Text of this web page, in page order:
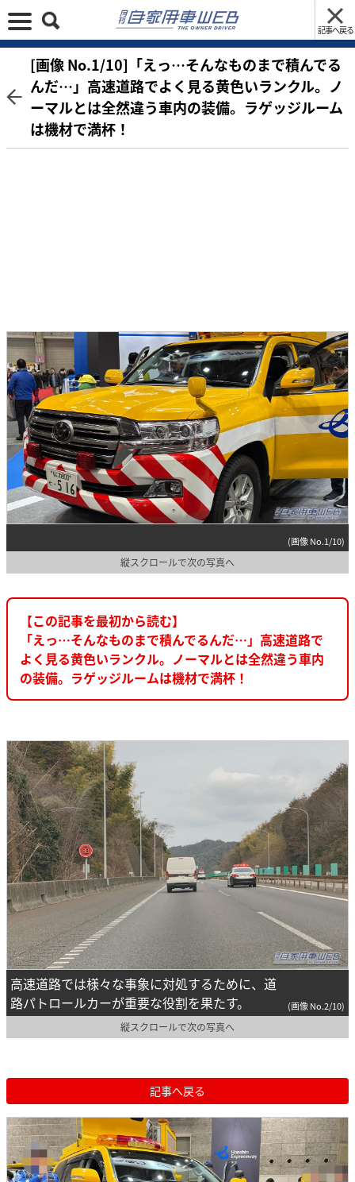
記事へ戻る
[画像 No.1/10]「えっ…そんなものまで積んでる
んだ…」高速道路でよく見る黄色いランクル。ノ
ーマルとは全然違う車内の装備。ラゲッジルーム
は機材で満杯！
(画像 No.1/10)
縦スクロールで次の写真へ
【この記事を最初から読む】
「えっ…そんなものまで積んでるんだ…」高速道路で
よく見る黄色いランクル。ノーマルとは全然違う車内
の装備。ラゲッジルームは機材で満杯！
高速道路では様々な事象に対処するために、道
路パトロールカーが重要な役割を果たす。
(画像 No.2/10)
縦スクロールで次の写真へ
記事へ戻る